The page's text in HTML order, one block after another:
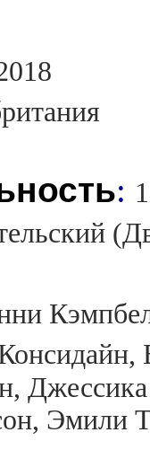
:
Джессика
Эмили